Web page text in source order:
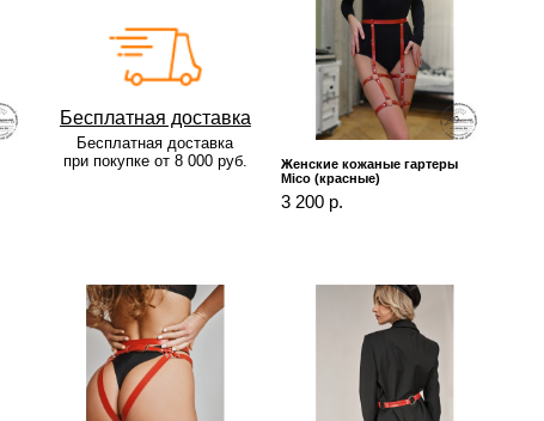
Бесплатная доставка
Бесплатная доставка
при покупке от 8 000 руб.
Женские кожаные гартеры
Mico (красные)
3 200 р.